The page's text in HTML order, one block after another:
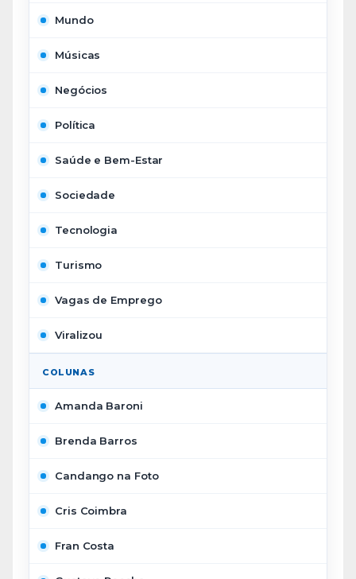
Mundo
Músicas
Negócios
Política
Saúde e Bem-Estar
Sociedade
Tecnologia
Turismo
Vagas de Emprego
Viralizou
COLUNAS
Amanda Baroni
Brenda Barros
Candango na Foto
Cris Coimbra
Fran Costa